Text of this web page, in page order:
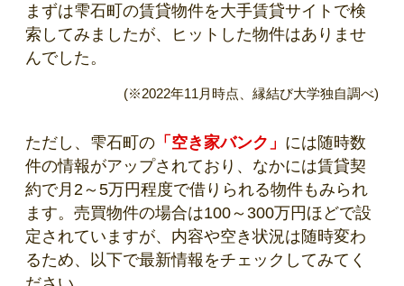
まずは雫石町の賃貸物件を大手賃貸サイトで検
索してみましたが、ヒットした物件はありませ
んでした。
(※2022年11月時点、縁結び大学独自調べ)
ただし、雫石町の 「空き家バンク」 には随時数
件の情報がアップされており、なかには賃貸契
約で月2～5万円程度で借りられる物件もみられ
ます。売買物件の場合は100～300万円ほどで設
定されていますが、内容や空き状況は随時変わ
るため、以下で最新情報をチェックしてみてく